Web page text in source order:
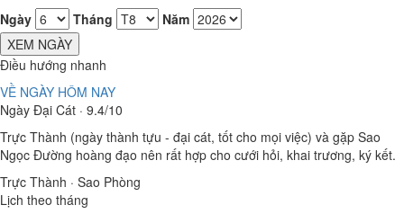
Ngày
Tháng
Năm
XEM NGÀY
Điều hướng nhanh
VỀ NGÀY HÔM NAY
Ngày Đại Cát · 9.4/10
Trực Thành (ngày thành tựu - đại cát, tốt cho mọi việc) và gặp Sao
Ngọc Đường hoàng đạo nên rất hợp cho cưới hỏi, khai trương, ký kết.
Trực Thành · Sao Phòng
Lịch theo tháng